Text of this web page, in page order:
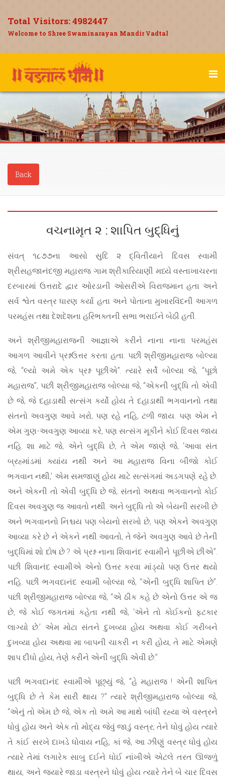
Total Visitors:4982447
Welcome to Shree Swaminarayan Mandir Vadtal
Back
વચનામૃત ૨ : શાપિત બુદ્ધિનું
સંવત્ ૧૮૭૭ના આસો સુદિ ૨ દ્વિતીયાને દિવસ સ્વામી
શ્રીસહજાનંદજી મહારાજ ગામ શ્રીકારિયાણી મધ્યે વસ્તાખાચરના
દરબારમાં ઉત્તરાદે દ્વાર ઓરડાની ઓસરીએ વિરાજમાન હતા અને
સર્વ શ્વેત વસ્ત્ર ધારણ કર્યા હતા અને પોતાના મુખારવિંદની આગળ
પરમહંસ તથા દેશદેશના હરિભક્તની સભા ભરાઈને બેઠી હતી.
અને શ્રીજીમહારાજની આજ્ઞાએ કરીને નાના નાના પરમહંસ
આગળ આવીને પ્રશ્નઉત્તર કરતા હતા. પછી શ્રીજીમહારાજ બોલ્યા
જે, “લ્યો અમે એક પ્રશ્ન પૂછીએ”. ત્યારે સર્વે બોલ્યા જે, “પૂછો
મહારાજ”, પછી શ્રીજીમહારાજ બોલ્યા જે, “એકની બુદ્ધિ તો એવી
છે જે, જે દહાડાથી સત્સંગ કર્યો હોય તે દહાડાથી ભગવાનનો તથા
સંતનો અવગુણ આવે ખરો, પણ રહે નહિ, ટળી જાય. પણ એમ ને
એમ ગુણ-અવગુણ આવ્યા કરે, પણ સત્સંગ મૂકીને કોઈ દિવસ જાય
નહિ. શા માટે જે, એને બુદ્ધિ છે, તે એમ જાણે જે, ‘આવા સંત
બ્રહ્માંડમાં ક્યાંય નથી અને આ મહારાજ વિના બીજો કોઈ
ભગવાન નથી,’ એમ સમજાણું હોય માટે સત્સંગમાં અડગપણે રહે છે.
અને એકની તો એવી બુદ્ધિ છે જે, સંતનો અથવા ભગવાનનો કોઈ
દિવસ અવગુણ જ આવતો નથી. અને બુદ્ધિ તો એ બેયની સરખી છે
અને ભગવાનનો નિશ્ચય પણ બેયનો સરખો છે, પણ એકને અવગુણ
આવ્યા કરે છે ને એકને નથી આવતો, તે જેને અવગુણ આવે છે તેની
બુદ્ધિમાં શો દોષ છે ? એ પ્રશ્ન નાના શિવાનંદ સ્વામીને પૂછીએ છીએ”.
પછી શિવાનંદ સ્વામીએ એનો ઉત્તર કરવા માંડ્યો પણ ઉત્તર થયો
નહિ. પછી ભગવદાનંદ સ્વામી બોલ્યા જે, “એની બુદ્ધિ શાપિત છે”.
પછી શ્રીજીમહારાજ બોલ્યા જે, “એ ઠીક કહે છે એનો ઉત્તર એ જ
છે, જે કોઈ જગતમાં કહેતા નથી જે, ‘એને તો કોઈકનો ફટકાર
લાગ્યો છે.’ એમ મોટા સંતને દુખવ્યા હોય અથવા કોઈ ગરીબને
દુખવ્યા હોય અથવા મા બાપની ચાકરી ન કરી હોય, તે માટે એમણે
શાપ દીધો હોય, તેણે કરીને એની બુદ્ધિ એવી છે.”
પછી ભગવદાનંદ સ્વામીએ પૂછ્યું જે, “હે મહારાજ ! એની શાપિત
બુદ્ધિ છે તે કેમ સારી થાય ?” ત્યારે શ્રીજીમહારાજ બોલ્યા જે,
“એનું તો એમ છે જે, એક તો અમે આ માથે બાંધી રહ્યા એ વસ્ત્રને
ધોવું હોય અને એક તો મોદ્ય જેવું જાડું વસ્ત્ર; તેને ધોવું હોય ત્યારે
તે કાંઈ સરખે દાખડે ધોવાય નહિ; કાં જે, આ ઝીણું વસ્ત્ર ધોવું હોય
ત્યારે તેમાં લગારેક સાબુ દઈને ધોઈ નાંખીએ એટલે તરત ઊજળું
થાય, અને જ્યારે જાડા વસ્ત્રને ધોવું હોય ત્યારે તેને બે ચાર દિવસ